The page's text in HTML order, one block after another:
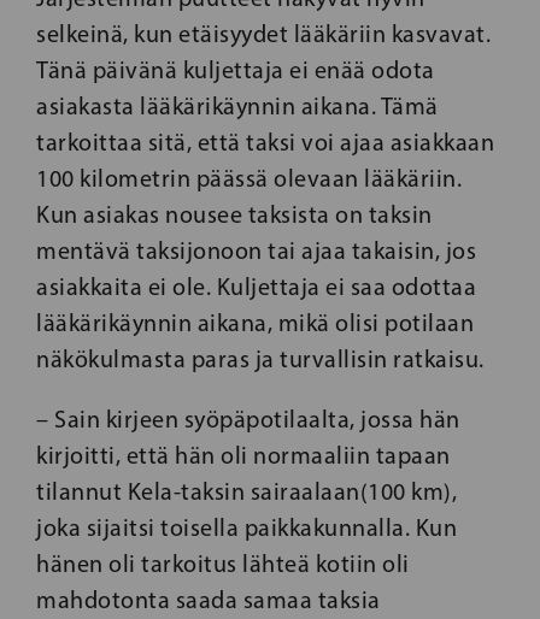
selkeinä, kun etäisyydet lääkäriin kasvavat.
Tänä päivänä kuljettaja ei enää odota
asiakasta lääkärikäynnin aikana. Tämä
tarkoittaa sitä, että taksi voi ajaa asiakkaan
100 kilometrin päässä olevaan lääkäriin.
Kun asiakas nousee taksista on taksin
mentävä taksijonoon tai ajaa takaisin, jos
asiakkaita ei ole. Kuljettaja ei saa odottaa
lääkärikäynnin aikana, mikä olisi potilaan
näkökulmasta paras ja turvallisin ratkaisu.
– Sain kirjeen syöpäpotilaalta, jossa hän
kirjoitti, että hän oli normaaliin tapaan
tilannut Kela-taksin sairaalaan(100 km),
joka sijaitsi toisella paikkakunnalla. Kun
hänen oli tarkoitus lähteä kotiin oli
mahdotonta saada samaa taksia